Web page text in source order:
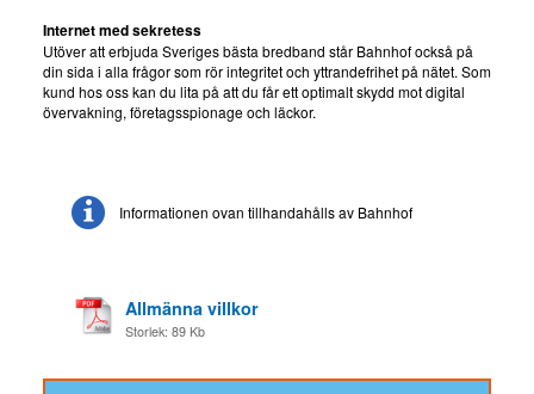
Internet med sekretess
Utöver att erbjuda Sveriges bästa bredband står Bahnhof också på
din sida i alla frågor som rör integritet och yttrandefrihet på nätet. Som
kund hos oss kan du lita på att du får ett optimalt skydd mot digital
övervakning, företagsspionage och läckor.
Informationen ovan tillhandahålls av Bahnhof
Allmänna villkor
Storlek: 89 Kb